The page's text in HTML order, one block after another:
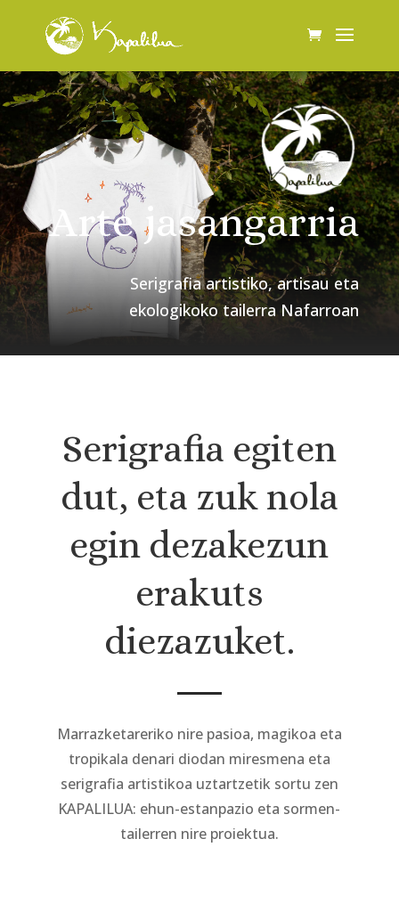
Arte jasangarria
Serigrafia artistiko, artisau eta
ekologikoko tailerra Nafarroan
Serigrafia egiten
dut, eta zuk nola
egin dezakezun
erakuts
diezazuket.
Marrazketareriko nire pasioa, magikoa eta
tropikala denari diodan miresmena eta
serigrafia artistikoa uztartzetik sortu zen
KAPALILUA: ehun-estanpazio eta sormen-
tailerren nire proiektua.